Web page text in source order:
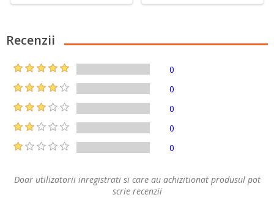
Recenzii
0
0
0
0
0
Doar utilizatorii inregistrati si care au achizitionat produsul pot
scrie recenzii